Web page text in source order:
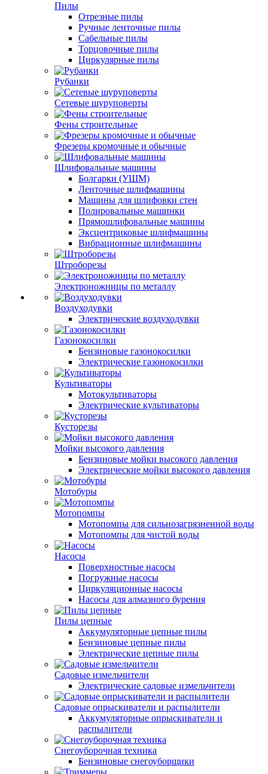
Пилы
Отрезные пилы
Ручные ленточные пилы
Сабельные пилы
Торцовочные пилы
Циркулярные пилы
Рубанки
Сетевые шуруповерты
Фены строительные
Фрезеры кромочные и обычные
Шлифовальные машины
Болгарки (УШМ)
Ленточные шлифмашины
Машины для шлифовки стен
Полировальные машинки
Прямошлифовальные машины
Эксцентриковые шлифмашины
Вибрационные шлифмашины
Штроборезы
Электроножницы по металлу
Воздуходувки
Электрические воздуходувки
Газонокосилки
Бензиновые газонокосилки
Электрические газонокосилки
Культиваторы
Мотокультиваторы
Электрические культиваторы
Кусторезы
Мойки высокого давления
Бензиновые мойки высокого давления
Электрические мойки высокого давления
Мотобуры
Мотопомпы
Мотопомпы для сильнозагрязненной воды
Мотопомпы для чистой воды
Насосы
Поверхностные насосы
Погружные насосы
Циркуляционные насосы
Насосы для алмазного бурения
Пилы цепные
Аккумуляторные цепные пилы
Бензиновые цепные пилы
Электрические цепные пилы
Садовые измельчители
Электрические садовые измельчители
Садовые опрыскиватели и распылители
Аккумуляторные опрыскиватели и
распылители
Снегоуборочная техника
Бензиновые снегоуборщики